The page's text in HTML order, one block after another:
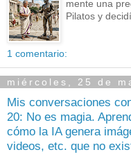
mente una
Pilatos y
1 comentario:
miércoles, 25 de
Mis conversaciones
20: No es magia.
cómo la IA genera
videos, etc. que no